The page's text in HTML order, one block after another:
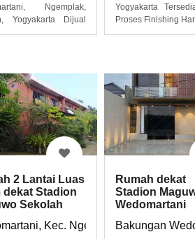
Ngemplak,
Yogyakarta Dijual
Yogyakarta
Proses Finishing
Sleman, Yogyakarta
2 Lantai Luas
dekat Stadion
Sekolah
Kec. Ngemplak, Kab. Sleman,
Rumah dekat
Stadion
Wedomartani
Yogyakarta
Bakungan